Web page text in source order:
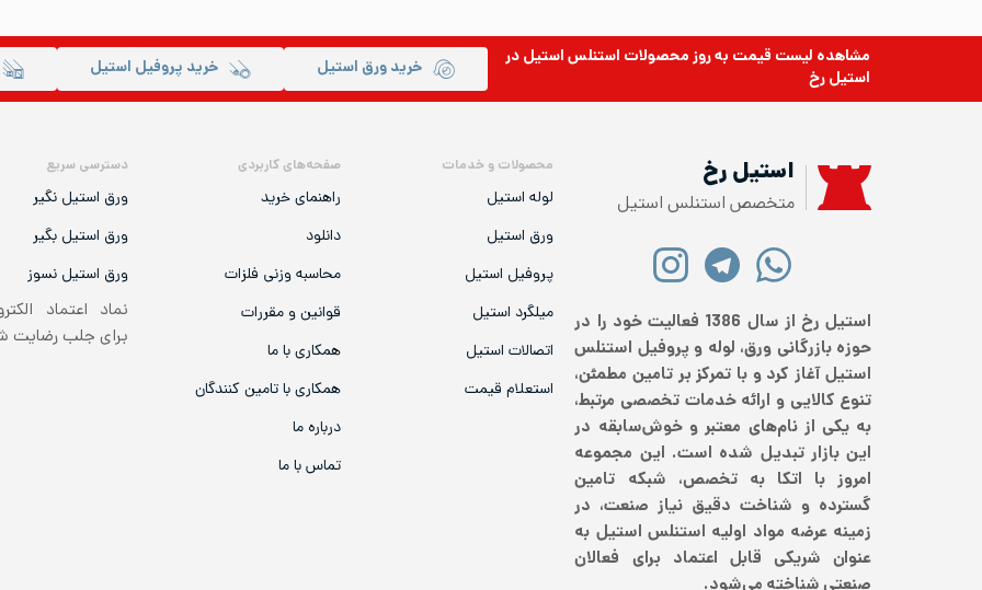
مشاهده لیست قیمت به روزمحصولات استنلس استیلدر
استیل رخ
خرید ورق استیل خرید پروفیل استیل
استیل رخ
متخصص استنلس استیل
استیل رخ از سال 1386 فعالیت خود را در
حوزه بازرگانی ورق، لوله و پروفیل استنلس
استیل آغاز کرد و با تمرکز بر تامین مطمئن،
تنوع کالایی و ارائه خدمات تخصصی مرتبط،
به یکی از نام‌های معتبر و خوش‌سابقه در
این بازار تبدیل شده است. این مجموعه
امروز با اتکا به تخصص، شبکه تامین
گسترده و شناخت دقیق نیاز صنعت، در
زمینه عرضه مواد اولیه استنلس استیل به
عنوان شریکی قابل اعتماد برای فعالان
محصولات و خدمات
لوله استیل
ورق استیل
پروفیل استیل
میلگرد استیل
اتصالات استیل
استعلام قیمت
صفحه‌های کاربردی
راهنمای خرید
دانلود
محاسبه وزنی فلزات
قوانین و مقررات
همکاری با ما
همکاری با تامین کنندگان
درباره ما
تماس با ما
دسترسی سریع
ورق استیل نگیر
ورق استیل بگیر
ورق استیل نسوز
نماد اعتماد
برای جلب